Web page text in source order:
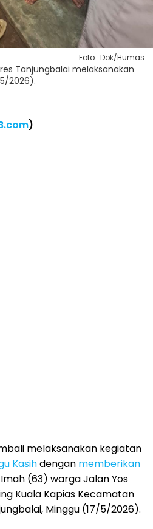
Foto : Dok/Humas
Tanjungbalai melaksanakan
2026).
)
melaksanakan kegiatan
Kasihdengan memberikan
(63) warga Jalan Yos
Kuala Kapias Kecamatan
Minggu (17/5/2026).